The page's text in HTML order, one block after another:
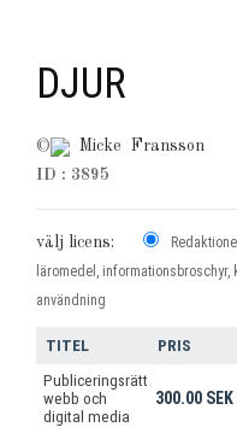
DJUR
©
Micke Fransson
ID : 3895
välj licens:
läromedel, informationsbroschyr,
användning
TITEL PRIS
Publiceringsrätt
webb och
digital media
300.00 SEK